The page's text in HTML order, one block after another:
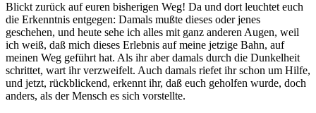
Blickt zurück auf euren bisherigen Weg! Da und dort leuchtet euch
die Erkenntnis entgegen: Damals mußte dieses oder jenes
geschehen, und heute sehe ich alles mit ganz anderen Augen, weil
ich weiß, daß mich dieses Erlebnis auf meine jetzige Bahn, auf
meinen Weg geführt hat. Als ihr aber damals durch die Dunkelheit
schrittet, wart ihr verzweifelt. Auch damals riefet ihr schon um Hilfe,
und jetzt, rückblickend, erkennt ihr, daß euch geholfen wurde, doch
anders, als der Mensch es sich vorstellte.